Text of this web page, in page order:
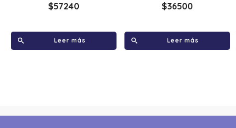
$57240
Leer más
$36500
Leer más